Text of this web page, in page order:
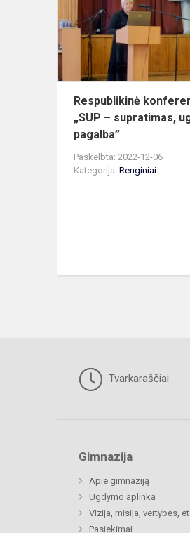
Respublikinė
„SUP – supratimas,
pagalba”
Paskelbta: 2022-12-06
Kategorija: Renginiai
Tvarkaraščiai
Gimnazija
Apie gimnaziją
Ugdymo aplinka
Vizija, misija, vertybės,
Pasiekimai